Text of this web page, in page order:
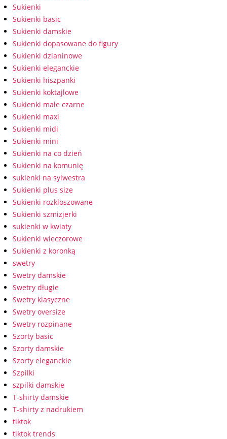
Sukienki
Sukienki basic
Sukienki damskie
Sukienki dopasowane do figury
Sukienki dzianinowe
Sukienki eleganckie
Sukienki hiszpanki
Sukienki koktajlowe
Sukienki małe czarne
Sukienki maxi
Sukienki midi
Sukienki mini
Sukienki na co dzień
Sukienki na komunię
sukienki na sylwestra
Sukienki plus size
Sukienki rozkloszowane
Sukienki szmizjerki
sukienki w kwiaty
Sukienki wieczorowe
Sukienki z koronką
swetry
Swetry damskie
Swetry długie
Swetry klasyczne
Swetry oversize
Swetry rozpinane
Szorty basic
Szorty damskie
Szorty eleganckie
Szpilki
szpilki damskie
T-shirty damskie
T-shirty z nadrukiem
tiktok
tiktok trends